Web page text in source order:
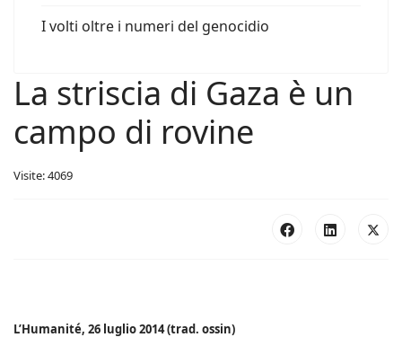
I volti oltre i numeri del genocidio
La striscia di Gaza è un
campo di rovine
Visite: 4069
L’Humanité, 26 luglio 2014 (trad. ossin)